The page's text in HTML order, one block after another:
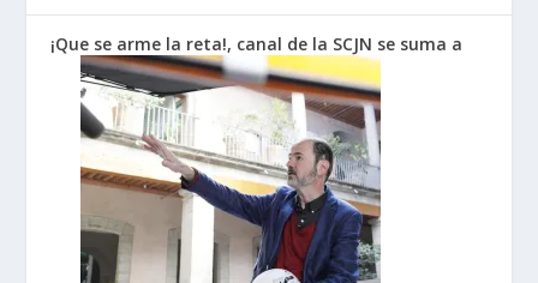
¡Que se arme la reta!, canal de la SCJN se suma a